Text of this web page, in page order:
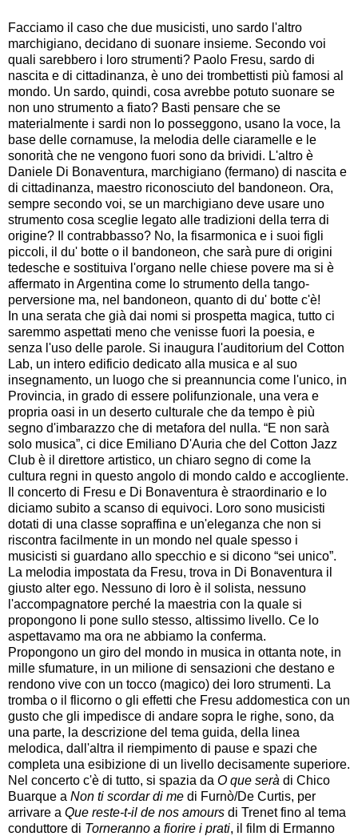
Facciamo il caso che due musicisti, uno sardo l'altro
marchigiano, decidano di suonare insieme. Secondo voi
quali sarebbero i loro strumenti? Paolo Fresu, sardo di
nascita e di cittadinanza, è uno dei trombettisti più famosi al
mondo. Un sardo, quindi, cosa avrebbe potuto suonare se
non uno strumento a fiato? Basti pensare che se
materialmente i sardi non lo posseggono, usano la voce, la
base delle cornamuse, la melodia delle ciaramelle e le
sonorità che ne vengono fuori sono da brividi. L'altro è
Daniele Di Bonaventura, marchigiano (fermano) di nascita e
di cittadinanza, maestro riconosciuto del bandoneon. Ora,
sempre secondo voi, se un marchigiano deve usare uno
strumento cosa sceglie legato alle tradizioni della terra di
origine? Il contrabbasso? No, la fisarmonica e i suoi figli
piccoli, il du' botte o il bandoneon, che sarà pure di origini
tedesche e sostituiva l'organo nelle chiese povere ma si è
affermato in Argentina come lo strumento della tango-
perversione ma, nel bandoneon, quanto di du' botte c'è!
In una serata che già dai nomi si prospetta magica, tutto ci
saremmo aspettati meno che venisse fuori la poesia, e
senza l'uso delle parole. Si inaugura l'auditorium del Cotton
Lab, un intero edificio dedicato alla musica e al suo
insegnamento, un luogo che si preannuncia come l'unico, in
Provincia, in grado di essere polifunzionale, una vera e
propria oasi in un deserto culturale che da tempo è più
segno d'imbarazzo che di metafora del nulla. “E non sarà
solo musica”, ci dice Emiliano D'Auria che del Cotton Jazz
Club è il direttore artistico, un chiaro segno di come la
cultura regni in questo angolo di mondo caldo e accogliente.
Il concerto di Fresu e Di Bonaventura è straordinario e lo
diciamo subito a scanso di equivoci. Loro sono musicisti
dotati di una classe sopraffina e un'eleganza che non si
riscontra facilmente in un mondo nel quale spesso i
musicisti si guardano allo specchio e si dicono “sei unico”.
La melodia impostata da Fresu, trova in Di Bonaventura il
giusto alter ego. Nessuno di loro è il solista, nessuno
l'accompagnatore perché la maestria con la quale si
propongono li pone sullo stesso, altissimo livello. Ce lo
aspettavamo ma ora ne abbiamo la conferma.
Propongono un giro del mondo in musica in ottanta note, in
mille sfumature, in un milione di sensazioni che destano e
rendono vive con un tocco (magico) dei loro strumenti. La
tromba o il flicorno o gli effetti che Fresu addomestica con un
gusto che gli impedisce di andare sopra le righe, sono, da
una parte, la descrizione del tema guida, della linea
melodica, dall'altra il riempimento di pause e spazi che
completa una esibizione di un livello decisamente superiore.
Nel concerto c'è di tutto, si spazia da O que serà di Chico
Buarque a Non ti scordar di me di Furnò/De Curtis, per
arrivare a Que reste-t-il de nos amours di Trenet fino al tema
conduttore di Torneranno a fiorire i prati, il film di Ermanno